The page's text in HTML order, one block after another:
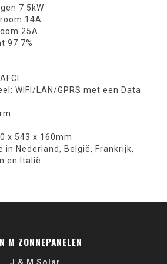
7.5kW
14A
25A
97.7%
WIFI/LAN/GPRS met een Data
x 543 x 160mm
in Nederland, België, Frankrijk,
en Italië
M ZONNEPANELEN